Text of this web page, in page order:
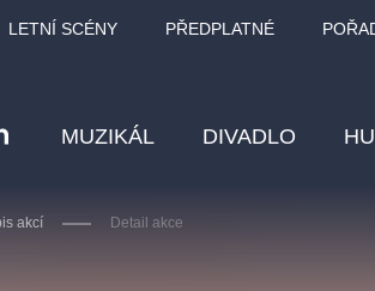
LETNÍ SCÉNY PŘEDPLATNÉ
MUZIKÁL DIVADLO
akcí Detail akce